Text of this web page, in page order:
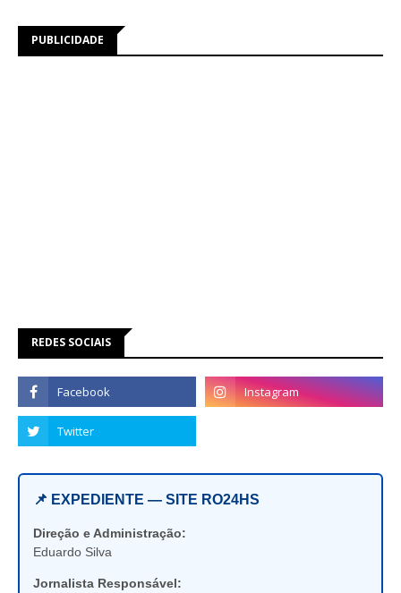
PUBLICIDADE
REDES SOCIAIS
📌 EXPEDIENTE — SITE RO24HS
Direção e Administração:
Eduardo Silva
Jornalista Responsável: